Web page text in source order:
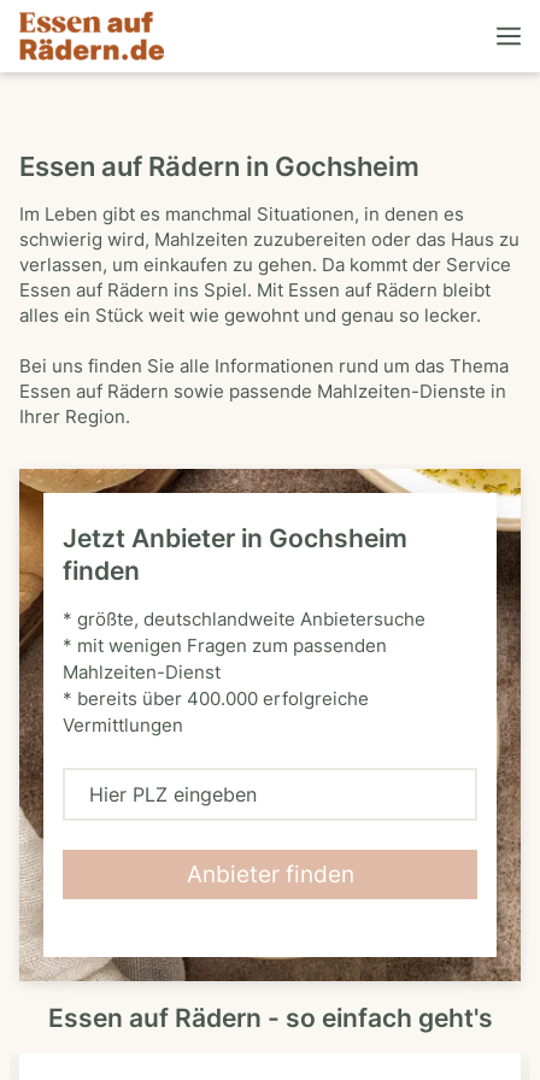
Essen auf Rädern in Gochsheim
Im Leben gibt es manchmal Situationen, in denen es
schwierig wird, Mahlzeiten zuzubereiten oder das Haus zu
verlassen, um einkaufen zu gehen. Da kommt der Service
Essen auf Rädern ins Spiel. Mit Essen auf Rädern bleibt
alles ein Stück weit wie gewohnt und genau so lecker.
Bei uns finden Sie alle Informationen rund um das Thema
Essen auf Rädern sowie passende Mahlzeiten-Dienste in
Ihrer Region.
Jetzt Anbieter in Gochsheim
finden
* größte, deutschlandweite Anbietersuche
* mit wenigen Fragen zum passenden
Mahlzeiten-Dienst
* bereits über 400.000 erfolgreiche
Vermittlungen
H
L
Z
Anbieter finden
Essen auf Rädern - so einfach geht's